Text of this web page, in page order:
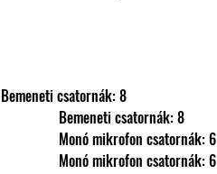
Bemeneti csatornák: 8
                Bemeneti csatornák: 8
                Monó mikrofon csatornák: 6
                Monó mikrofon csatornák: 6